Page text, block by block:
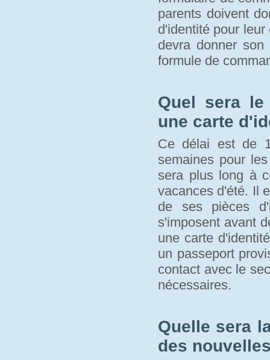
parents doivent
d'identité pour
devra donner
formule de
Quel sera
une carte
Ce délai est de
semaines pour
sera plus long à
vacances d'été. Il
de ses pièces
s'imposent avant
une carte
un passeport
contact avec le
nécessaires.
Quelle sera
des